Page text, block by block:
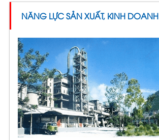
NĂNG LỰC SẢN XUẤT, KINH DOANH